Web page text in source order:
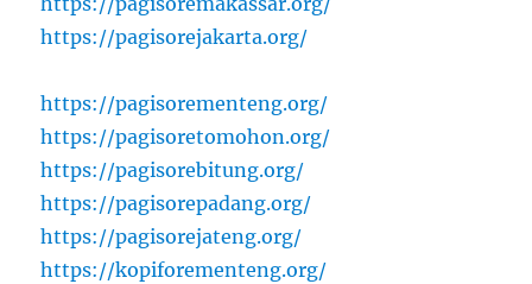
https://pagisorejakarta.org/
https://pagisorementeng.org/
https://pagisoretomohon.org/
https://pagisorebitung.org/
https://pagisorepadang.org/
https://pagisorejateng.org/
https://kopiforementeng.org/